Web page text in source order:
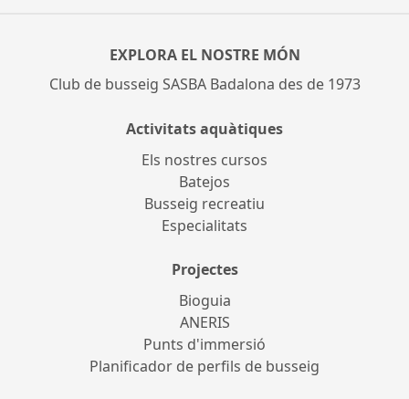
EXPLORA EL NOSTRE MÓN
Club de busseig SASBA Badalona des de 1973
Activitats aquàtiques
Els nostres cursos
Batejos
Busseig recreatiu
Especialitats
Projectes
Bioguia
ANERIS
Punts d'immersió
Planificador de perfils de busseig